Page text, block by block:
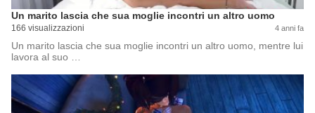
Un marito lascia che sua moglie incontri un altro uomo
166 visualizzazioni 4 anni fa
Un marito lascia che sua moglie incontri un altro uomo, mentre lui
lavora al suo …